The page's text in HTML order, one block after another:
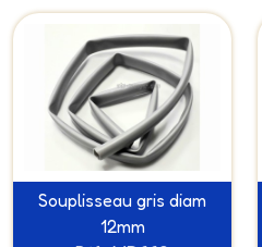
Souplisseau gris diam
12mm